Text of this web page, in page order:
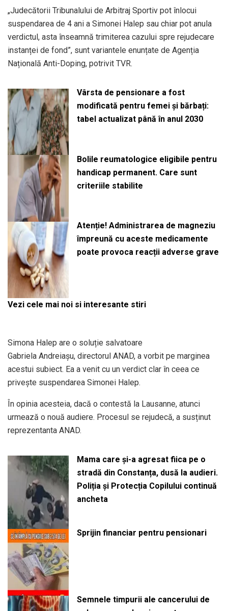
„Judecătorii Tribunalului de Arbitraj Sportiv pot înlocui
suspendarea de 4 ani a Simonei Halep sau chiar pot anula
verdictul, asta înseamnă trimiterea cazului spre rejudecare
instanței de fond”, sunt variantele enunțate de Agenția
Națională Anti-Doping, potrivit TVR.
Vârsta de pensionare a fost
modificată pentru femei și bărbați:
tabel actualizat până în anul 2030
Bolile reumatologice eligibile pentru
handicap permanent. Care sunt
criteriile stabilite
Atenție! Administrarea de magneziu
împreună cu aceste medicamente
poate provoca reacții adverse grave
Vezi cele mai noi si interesante stiri
Simona Halep are o soluție salvatoare
Gabriela Andreiașu, directorul ANAD, a vorbit pe marginea
acestui subiect. Ea a venit cu un verdict clar în ceea ce
privește suspendarea Simonei Halep.
În opinia acesteia, dacă o contestă la Lausanne, atunci
urmează o nouă audiere. Procesul se rejudecă, a susținut
reprezentanta ANAD.
Mama care și-a agresat fiica pe o
stradă din Constanța, dusă la audieri.
Poliția și Protecția Copilului continuă
ancheta
Sprijin financiar pentru pensionari
Semnele timpurii ale cancerului de